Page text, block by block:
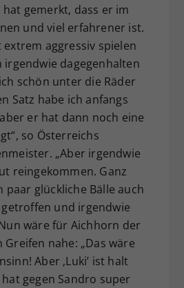
gemerkt, dass er im
und viel erfahrener ist.
aggressiv spielen
irgendwie dagegenhalten
schön unter die Räder
Satz habe ich anfangs
er hat dann noch eine
so Österreichs
„Aber irgendwie
reingekommen. Ganz
paar glückliche Bälle auch
und irgendwie
wäre für Aichhorn der
nahe: „Das wäre
Aber ‚Luki’ ist halt
gegen Sandro super